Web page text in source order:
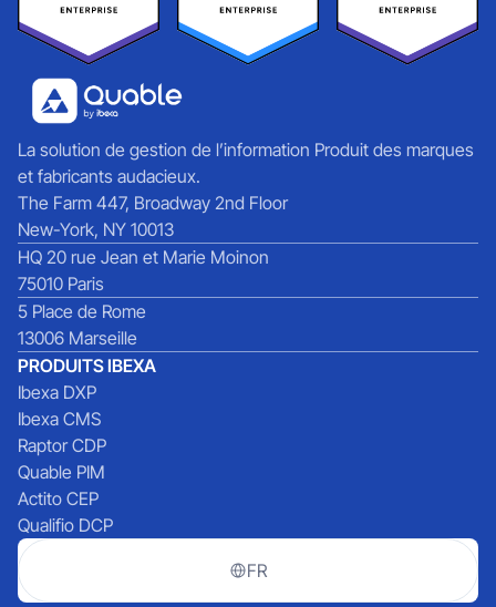
La solution de gestion de l’information Produit des marques
et fabricants audacieux.
The Farm 447, Broadway 2nd Floor
New-York, NY 10013
HQ 20 rue Jean et Marie Moinon
75010 Paris
5 Place de Rome
13006 Marseille
PRODUITS IBEXA
Ibexa DXP
Ibexa CMS
Raptor CDP
Quable PIM
Actito CEP
Qualifio DCP
FR